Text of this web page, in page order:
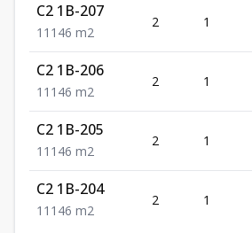
C2 1B-207
1 1 1 46 m2
2 1
C2 1B-206
1 1 1 46 m2
2 1
C2 1B-205
1 1 1 46 m2
2 1
C2 1B-204
1 1 1 46 m2
2 1